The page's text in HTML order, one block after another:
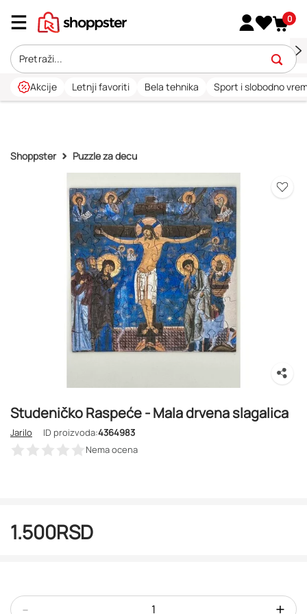
0
Akcije Letnji favoriti Bela tehnika Sport i slobodno
Shoppster Puzzle za decu
Studeničko Raspeće - Mala drvena slagalica
Jarilo ID proizvoda:4364983
Nema ocena
1.500RSD
- +